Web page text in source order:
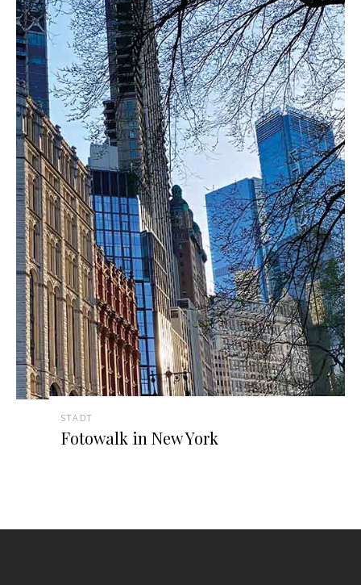
STADT
Fotowalk in New York